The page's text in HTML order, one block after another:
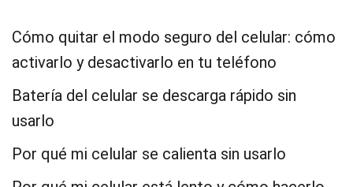
Cómo quitar el modo seguro del celular: cómo
activarlo y desactivarlo en tu teléfono
Batería del celular se descarga rápido sin
usarlo
Por qué mi celular se calienta sin usarlo